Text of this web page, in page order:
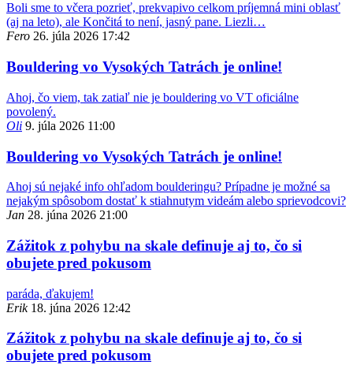
Boli sme to včera pozrieť, prekvapivo celkom príjemná mini oblasť
(aj na leto), ale Končitá to není, jasný pane. Liezli…
Fero 26. júla 2026 17:42
Bouldering vo Vysokých Tatrách je online!
Ahoj, čo viem, tak zatiaľ nie je bouldering vo VT oficiálne
povolený.
Oli 9. júla 2026 11:00
Bouldering vo Vysokých Tatrách je online!
Ahoj sú nejaké info ohľadom boulderingu? Prípadne je možné sa
nejakým spôsobom dostať k stiahnutym videám alebo sprievodcovi?
Jan 28. júna 2026 21:00
Zážitok z pohybu na skale definuje aj to, čo si
obujete pred pokusom
paráda, ďakujem!
Erik 18. júna 2026 12:42
Zážitok z pohybu na skale definuje aj to, čo si
obujete pred pokusom